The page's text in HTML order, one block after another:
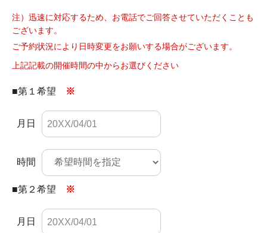
注）迅速に対応するため、お電話でご回答させていただくことも
ございます。
ご予約状況により日時変更をお願いする場合がございます。
上記記載の開催時間の中からお選びください
■第１希望 ※
月日
時間
■第２希望 ※
月日